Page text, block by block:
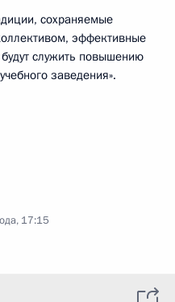
сохраняемые
эффективные
служить повышению
заведения».
17:15